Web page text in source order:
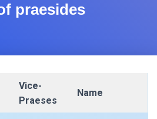
O
praesides
Vice-
Praeses
Name